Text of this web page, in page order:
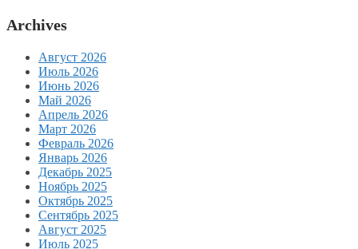
Archives
Август 2026
Июль 2026
Июнь 2026
Май 2026
Апрель 2026
Март 2026
Февраль 2026
Январь 2026
Декабрь 2025
Ноябрь 2025
Октябрь 2025
Сентябрь 2025
Август 2025
Июль 2025